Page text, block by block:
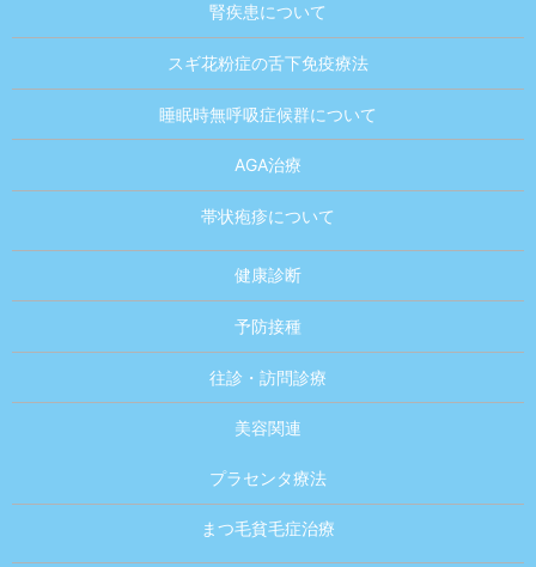
腎疾患について
スギ花粉症の舌下免疫療法
睡眠時無呼吸症候群について
AGA治療
帯状疱疹について
健康診断
予防接種
往診・訪問診療
美容関連
プラセンタ療法
まつ毛貧毛症治療